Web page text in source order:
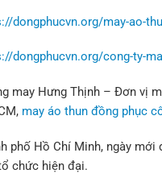
dongphucvn.org/may-ao-
dongphucvn.org/cong-ty-
may Hưng Thịnh – Đơn vị
may áo thun đồng phục
phố Hồ Chí Minh, ngày
chức hiện đại.